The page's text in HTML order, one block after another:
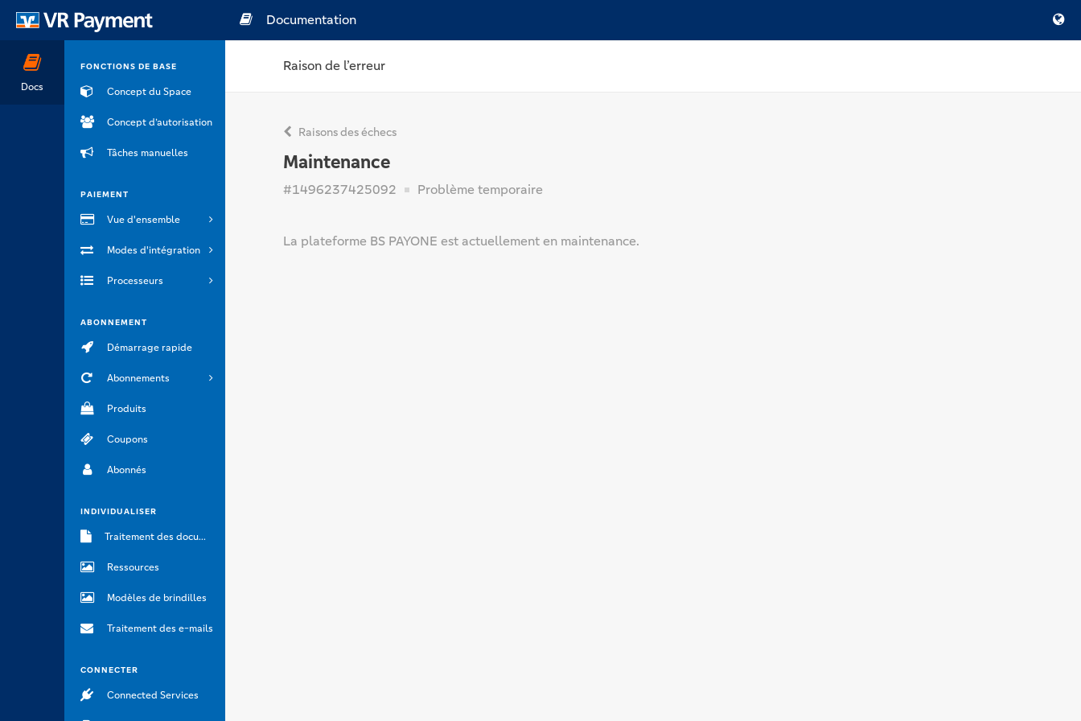
Docs
FONCTIONS DE BASE
Concept du Space
Concept d’autorisation
Tâches manuelles
PAIEMENT
Vue d'ensemble
Modes d'intégration
Processeurs
ABONNEMENT
Démarrage rapide
Abonnements
Produits
Coupons
Abonnés
INDIVIDUALISER
Traitement des documents
Ressources
Modèles de brindilles
Traitement des e-mails
CONNECTER
Connected Services
Documentation
Raison de l’erreur
Raisons des échecs
Maintenance
#1496237425092 Problème temporaire
La plateforme BS PAYONE est actuellement en maintenance.